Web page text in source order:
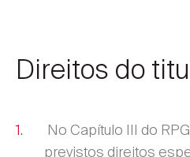
Direitos do
No Capítulo III do
previstos direitos